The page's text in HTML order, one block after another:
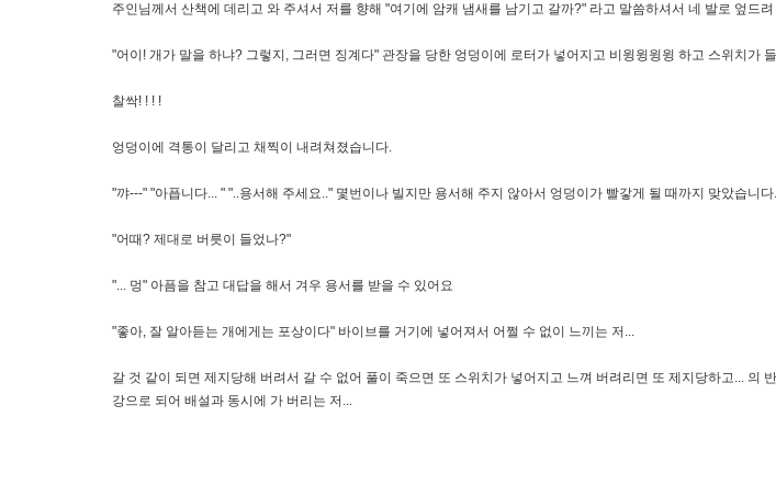
주인님께서 산책에 데리고 와 주셔서 저를 향해 "여기에 암캐 냄새를 남기고 갈까?" 라고 말씀하셔서 네 발로 엎드
"어이! 개가 말을 하냐? 그렇지, 그러면 징계다" 관장을 당한 엉덩이에 로터가 넣어지고 비윙윙윙윙 하고 스위치가
찰싹! ! ! !
엉덩이에 격통이 달리고 채찍이 내려쳐졌습니다.
"꺄---" "아픕니다... " "..용서해 주세요.." 몇번이나 빌지만 용서해 주지 않아서 엉덩이가 빨갛게 될 때까지 맞았습니다.
"어때? 제대로 버릇이 들었나?"
"... 멍" 아픔을 참고 대답을 해서 겨우 용서를 받을 수 있어요
"좋아, 잘 알아듣는 개에게는 포상이다" 바이브를 거기에 넣어져서 어쩔 수 없이 느끼는 저...
갈 것 같이 되면 제지당해 버려서 갈 수 없어 풀이 죽으면 또 스위치가 넣어지고 느껴 버려리면 또 제지당하고...
강으로 되어 배설과 동시에 가 버리는 저...